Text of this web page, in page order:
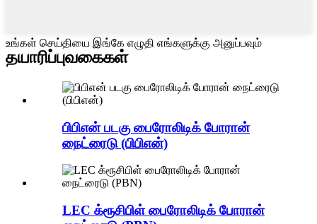
உங்கள் செய்தியை இங்கே எழுதி எங்களுக்கு அனுப்பவும்
தயாரிப்புவகைகள்
பிபிஎன் படகு பைரோலிடிக் போரான்
நைட்ரைடு (பிபிஎன்)
LEC க்ரூசிபிள் பைரோலிடிக் போரான்